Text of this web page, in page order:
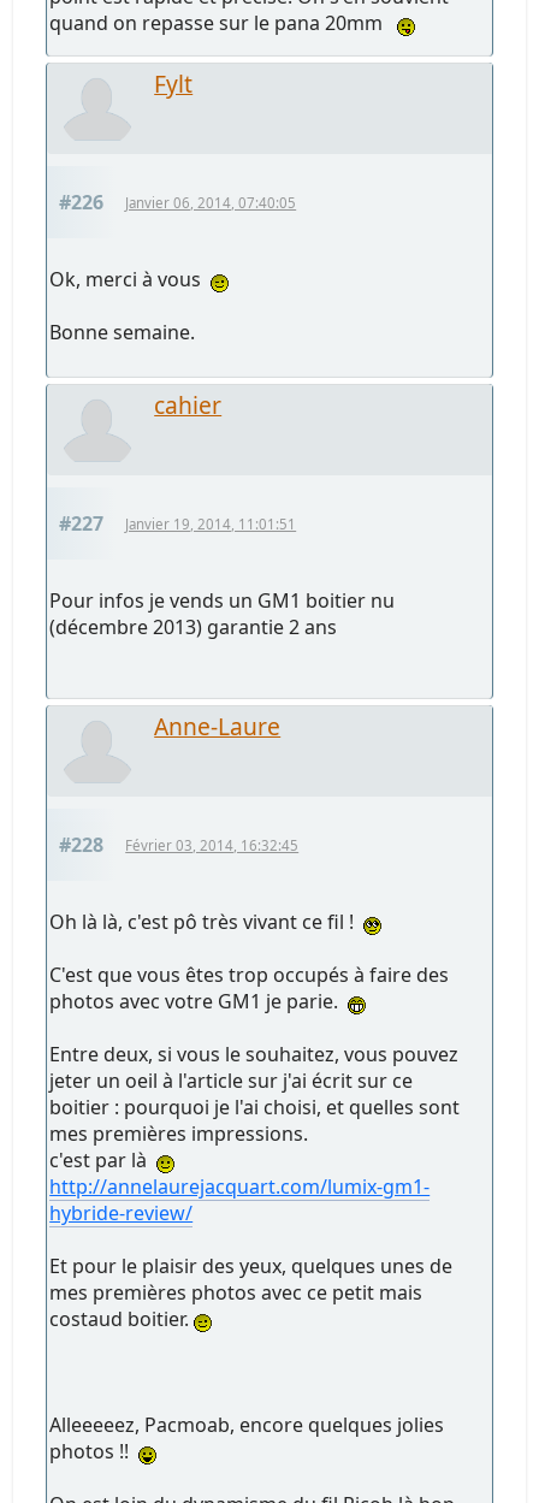
quand on repasse sur le pana 20mm
Fylt
#226 Janvier 06, 2014, 07:40:05
Ok, merci à vous
Bonne semaine.
cahier
#227 Janvier 19, 2014, 11:01:51
Pour infos je vends un GM1 boitier nu
(décembre 2013) garantie 2 ans
Anne-Laure
#228 Février 03, 2014, 16:32:45
Oh là là, c'est pô très vivant ce fil !
C'est que vous êtes trop occupés à faire des
photos avec votre GM1 je parie.
Entre deux, si vous le souhaitez, vous pouvez
jeter un oeil à l'article sur j'ai écrit sur ce
boitier : pourquoi je l'ai choisi, et quelles sont
mes premières impressions.
c'est par là
http://annelaurejacquart.com/lumix-gm1-
hybride-review/
Et pour le plaisir des yeux, quelques unes de
mes premières photos avec ce petit mais
costaud boitier.
Alleeeeez, Pacmoab, encore quelques jolies
photos !!